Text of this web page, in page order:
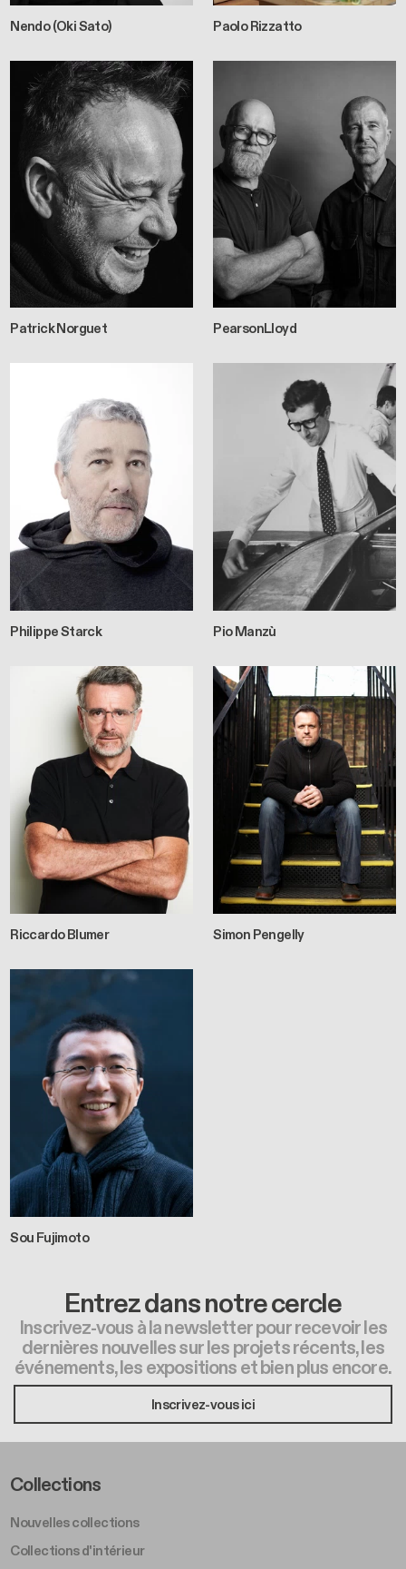
Nendo (Oki Sato) Paolo Rizzatto
Patrick Norguet PearsonLloyd
Philippe Starck Pio Manzù
Riccardo Blumer Simon Pengelly
Sou Fujimoto
Entrez dans notre cercle
Inscrivez-vous à la newsletter pour recevoir les
dernières nouvelles sur les projets récents, les
événements, les expositions et bien plus encore.
Inscrivez-vous ici
Footer Left Middle A
Collections
Nouvelles collections
Collections d'intérieur